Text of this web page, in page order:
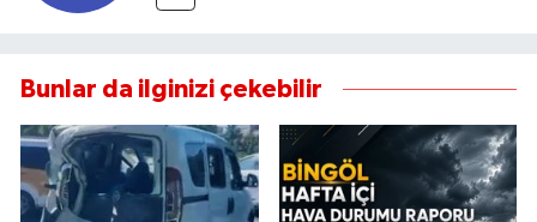
Bunlar da ilginizi çekebilir